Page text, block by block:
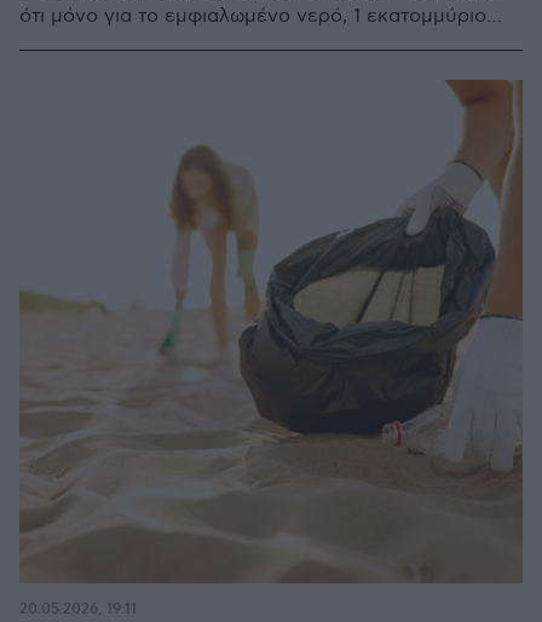
ότι μόνο για το εμφιαλωμένο νερό, 1 εκατομμύριο
20.05.2026, 19:11